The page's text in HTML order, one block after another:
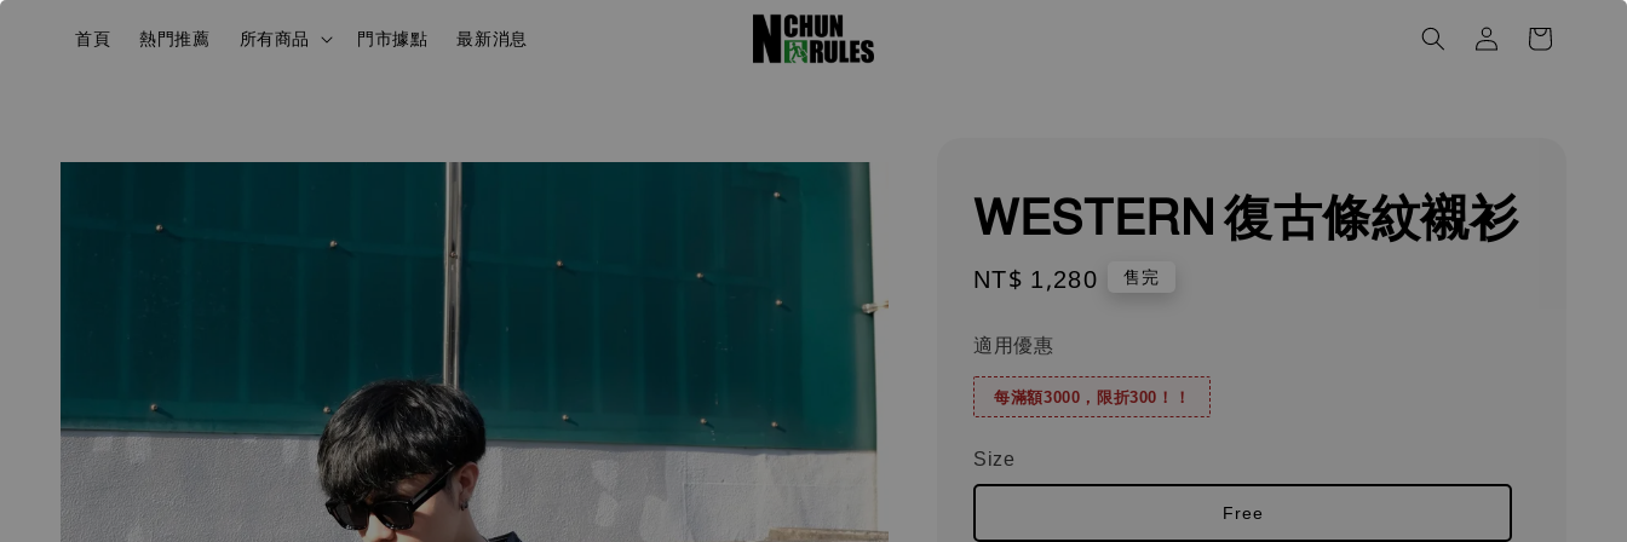
首頁 熱門推薦 所有商品 門市據點 最新消息
WESTERN 復古條紋襯衫
Regular
NT$ 1,280 售完
適用優惠
每滿額3000，限折300！！
Size
Free